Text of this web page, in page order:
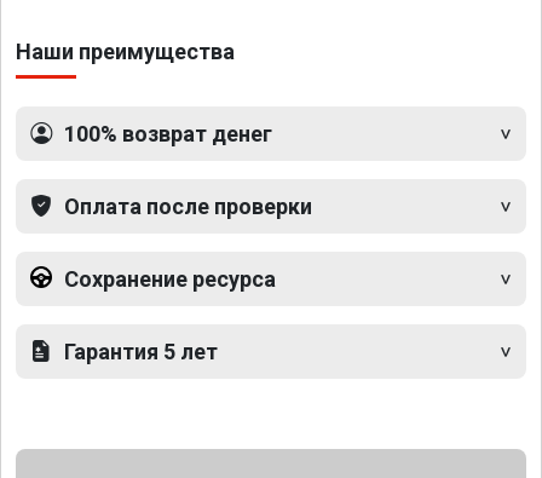
Наши преимущества
100% возврат денег
Оплата после проверки
Сохранение ресурса
Гарантия 5 лет